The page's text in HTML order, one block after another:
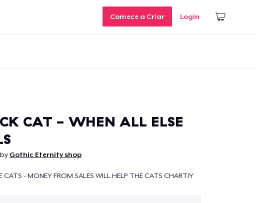
Comece a Criar Login
CAT - WHEN ALL ELSE
Gothic Eternity shop
CATS - MONEY FROM SALES WILL HELP THE CATS CHARTIY